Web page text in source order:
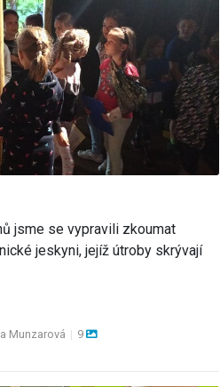
jsme se vypravili zkoumat
jeskyni, jejíž útroby skrývají
Munzarová | 9